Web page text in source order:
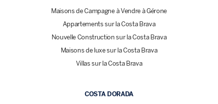
Maisons de Campagne à Vendre à Gérone
Appartements sur la Costa Brava
Nouvelle Construction sur la Costa Brava
Maisons de luxe sur la Costa Brava
Villas sur la Costa Brava
COSTA DORADA